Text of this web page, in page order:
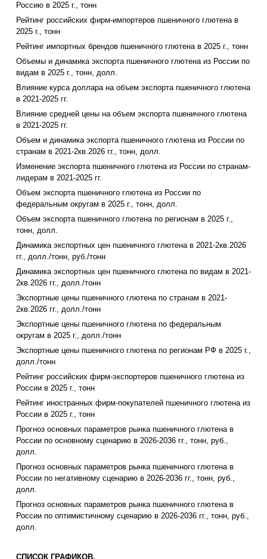
Россию в 2025 г., тонн
Рейтинг российских фирм-импортеров пшеничного глютена в
2025 г., тонн
Рейтинг импортных брендов пшеничного глютена в 2025 г., тонн
Объемы и динамика экспорта пшеничного глютена из России по
видам в 2025 г., тонн, долл.
Влияние курса доллара на объем экспорта пшеничного глютена
в 2021-2025 гг.
Влияние средней цены на объем экспорта пшеничного глютена
в 2021-2025 гг.
Объем и динамика экспорта пшеничного глютена из России по
странам в 2021-2кв.2026 гг., тонн, долл.
Изменение экспорта пшеничного глютена из России по странам-
лидерам в 2021-2025 гг.
Объем экспорта пшеничного глютена из России по
федеральным округам в 2025 г., тонн, долл.
Объем экспорта пшеничного глютена по регионам в 2025 г.,
тонн, долл.
Динамика экспортных цен пшеничного глютена в 2021-2кв.2026
гг., долл./тонн, руб./тонн
Динамика экспортных цен пшеничного глютена по видам в 2021-
2кв.2026 гг., долл./тонн
Экспортные цены пшеничного глютена по странам в 2021-
2кв.2026 гг., долл./тонн
Экспортные цены пшеничного глютена по федеральным
округам в 2025 г., долл./тонн
Экспортные цены пшеничного глютена по регионам РФ в 2025 г.,
долл./тонн
Рейтинг российских фирм-экспортеров пшеничного глютена из
России в 2025 г., тонн
Рейтинг иностранных фирм-покупателей пшеничного глютена из
России в 2025 г., тонн
Прогноз основных параметров рынка пшеничного глютена в
России по основному сценарию в 2026-2036 гг., тонн, руб.,
долл.
Прогноз основных параметров рынка пшеничного глютена в
России по негативному сценарию в 2026-2036 гг., тонн, руб.,
долл.
Прогноз основных параметров рынка пшеничного глютена в
России по оптимистичному сценарию в 2026-2036 гг., тонн, руб.,
долл.
СПИСОК ГРАФИКОВ.